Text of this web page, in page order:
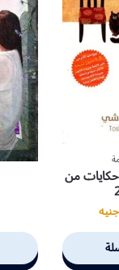
من
جنيه